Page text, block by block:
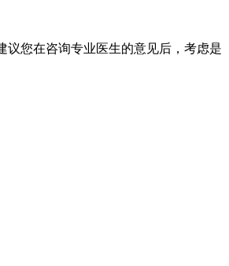
议您在咨询专业医生的意见后，考虑是